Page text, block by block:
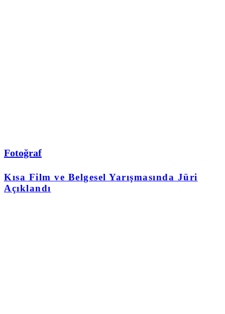
Fotoğraf
Kısa Film ve Belgesel Yarışmasında Jüri
Açıklandı